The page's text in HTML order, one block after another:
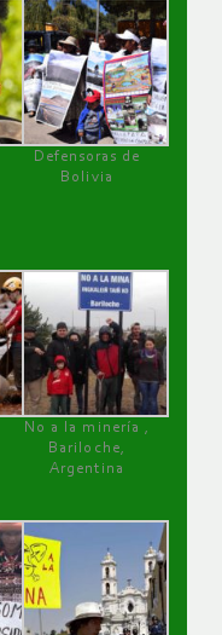
Defensoras de
Bolivia
No a la minería ,
Bariloche,
Argentina